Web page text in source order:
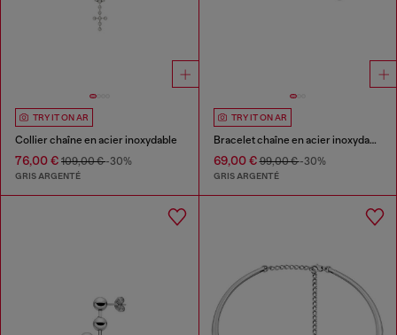
TRY IT ON AR
Collier chaîne en acier inoxydable
76,00 € 109,00 €-30%
GRIS ARGENTÉ
TRY IT ON AR
Bracelet chaîne en acier inoxydable
69,00 €99,00 €-30%
GRIS ARGENTÉ